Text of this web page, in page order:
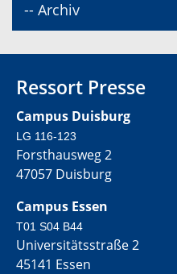
-- Archiv
Ressort Presse
Campus Duisburg
LG 116-123
Forsthausweg 2
47057 Duisburg
Campus Essen
T01 S04 B44
Universitätsstraße 2
45141 Essen